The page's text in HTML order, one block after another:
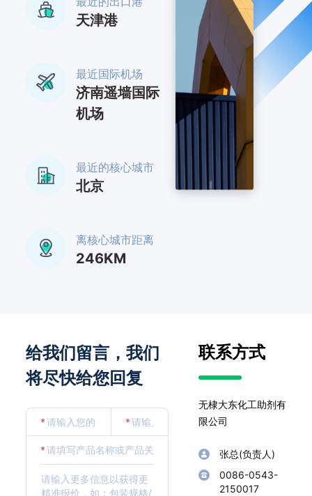
天津港
最近国际机场
济南遥墙国际
机场
最近的核心城市
北京
离核心城市距离
246KM
给我们留言，我们
将尽快给您回复
* *
*
联系方式
无棣大东化工助剂有
限公司
张总(负责人)
0086-0543-
2150017